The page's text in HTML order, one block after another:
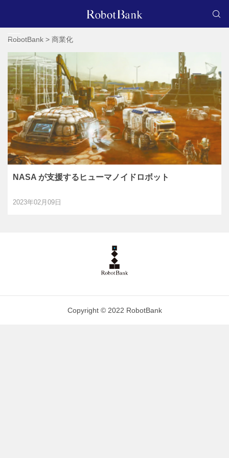
RobotBank > 商業化
NASA が支援するヒューマノイドロボット
2023年02月09日
Copyright © 2022 RobotBank